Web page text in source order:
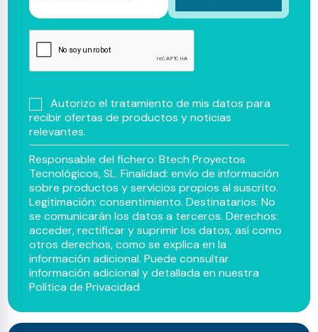
Autorizo el tratamiento de mis datos para
recibir ofertas de productos y noticias
relevantes.
Responsable del fichero: Btech Proyectos
Tecnológicos, SL. Finalidad: envío de información
sobre productos y servicios propios al suscrito.
Legitimación: consentimiento. Destinatarios: No
se comunicarán los datos a terceros. Derechos:
acceder, rectificar y suprimir los datos, así como
otros derechos, como se explica en la
información adicional. Puede consultar
información adicional y detallada en nuestra
Política de Privacidad